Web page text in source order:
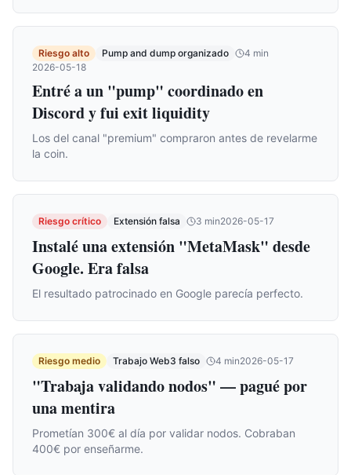
Riesgo alto Pump and dump organizado 4 min
2026-05-18
Entré a un "pump" coordinado en
Discord y fui exit liquidity
Los del canal "premium" compraron antes de revelarme
la coin.
Riesgo crítico Extensión falsa 3 min2026-05-17
Instalé una extensión "MetaMask" desde
Google. Era falsa
El resultado patrocinado en Google parecía perfecto.
Riesgo medio Trabajo Web3 falso 4 min2026-05-17
"Trabaja validando nodos" — pagué por
una mentira
Prometían 300€ al día por validar nodos. Cobraban
400€ por enseñarme.